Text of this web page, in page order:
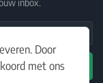
Door
met ons
inbox.